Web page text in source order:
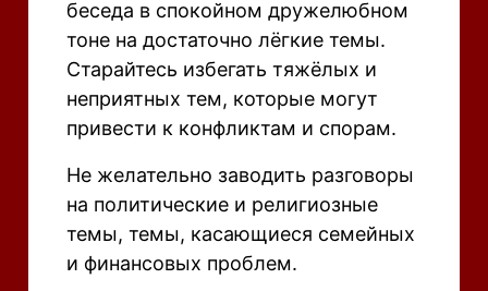
беседа в спокойном дружелюбном
тоне на достаточно лёгкие темы.
Старайтесь избегать тяжёлых и
неприятных тем, которые могут
привести к конфликтам и спорам.
Не желательно заводить разговоры
на политические и религиозные
темы, темы, касающиеся семейных
и финансовых проблем.